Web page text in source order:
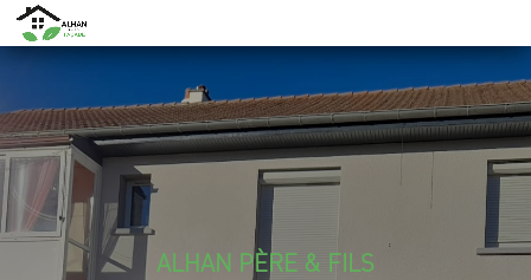
ALHAN PÈRE & FILS